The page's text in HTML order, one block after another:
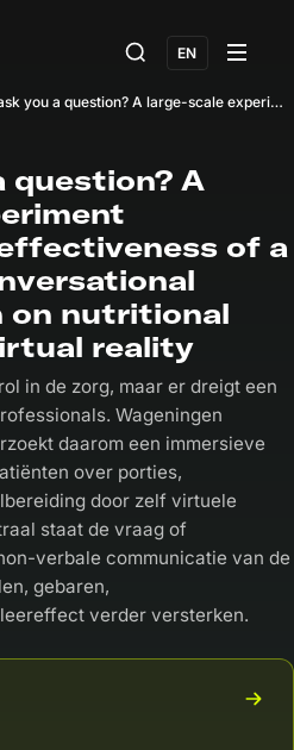
EN
May I ask you a question? A large-scale experiment examining the effectiveness of a multimodal, conversational digital dietitian on nutritional knowledge in virtual reality
question? A
of a
on nutritional
reality
in de zorg, maar er dreigt een
Wageningen
daarom een immersieve
over porties,
door zelf virtuele
staat de vraag of
verbale communicatie van de
gebaren,
verder versterken.